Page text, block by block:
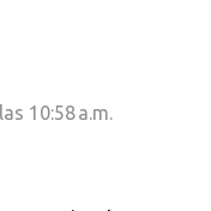
10:58 a.m.